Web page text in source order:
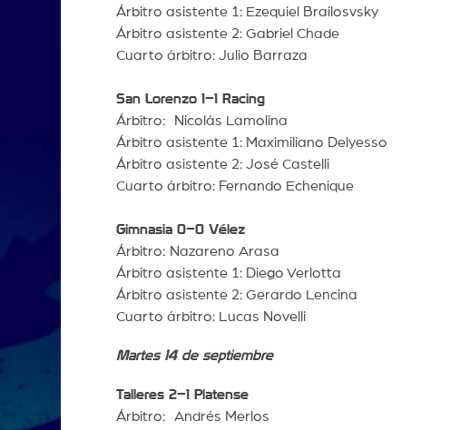
Árbitro asistente 1: Ezequiel Brailosvsky
Árbitro asistente 2: Gabriel Chade
Cuarto árbitro: Julio Barraza
San Lorenzo 1–1 Racing
Árbitro: Nicolás Lamolina
Árbitro asistente 1: Maximiliano Delyesso
Árbitro asistente 2: José Castelli
Cuarto árbitro: Fernando Echenique
Gimnasia 0–0 Vélez
Árbitro: Nazareno Arasa
Árbitro asistente 1: Diego Verlotta
Árbitro asistente 2: Gerardo Lencina
Cuarto árbitro: Lucas Novelli
Martes 14 de septiembre
Talleres 2–1 Platense
Árbitro: Andrés Merlos